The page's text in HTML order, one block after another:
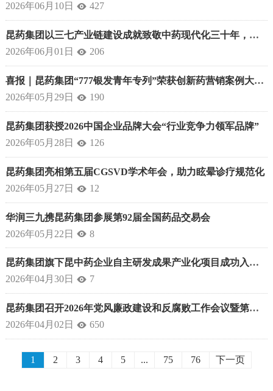
2026年06月10日  427
昆药集团以三七产业链建设成就致敬中药现代化三十年，领航高质量发展新征程
2026年06月01日  206
喜报｜昆药集团“777银发青年专列”荣获创新药营销案例大赛银奖！
2026年05月29日  190
昆药集团获授2026中国企业品牌大会“行业竞争力领军品牌”
2026年05月28日  126
昆药集团亮相第五届CGSVD学术年会，助力眩晕诊疗规范化
2026年05月27日  12
华润三九携昆药集团参展第92届全国药品交易会
2026年05月22日  8
昆药集团旗下昆中药企业自主研发成果产业化项目成功入选云南省科技成果转化项目奖补名单
2026年04月30日  7
昆药集团召开2026年党风廉政建设和反腐败工作会议暨第一次警示教育大会
2026年04月02日  650
1 2 3 4 5 ... 75 76 下一页